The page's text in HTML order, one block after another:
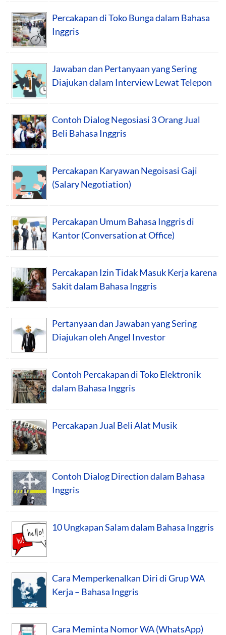
Percakapan di Toko Bunga dalam Bahasa
Inggris
Jawaban dan Pertanyaan yang Sering
Diajukan dalam Interview Lewat Telepon
Contoh Dialog Negosiasi 3 Orang Jual
Beli Bahasa Inggris
Percakapan Karyawan Negoisasi Gaji
(Salary Negotiation)
Percakapan Umum Bahasa Inggris di
Kantor (Conversation at Office)
Percakapan Izin Tidak Masuk Kerja karena
Sakit dalam Bahasa Inggris
Pertanyaan dan Jawaban yang Sering
Diajukan oleh Angel Investor
Contoh Percakapan di Toko Elektronik
dalam Bahasa Inggris
Percakapan Jual Beli Alat Musik
Contoh Dialog Direction dalam Bahasa
Inggris
10 Ungkapan Salam dalam Bahasa Inggris
Cara Memperkenalkan Diri di Grup WA
Kerja – Bahasa Inggris
Cara Meminta Nomor WA (WhatsApp)